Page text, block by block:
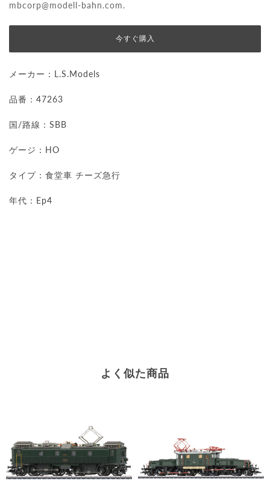
mbcorp@modell-bahn.com.
今すぐ購入
メーカー：L.S.Models
品番：47263
国/路線：SBB
ゲージ：HO
タイプ：食堂車 チーズ急行
年代：Ep4
よく似た商品